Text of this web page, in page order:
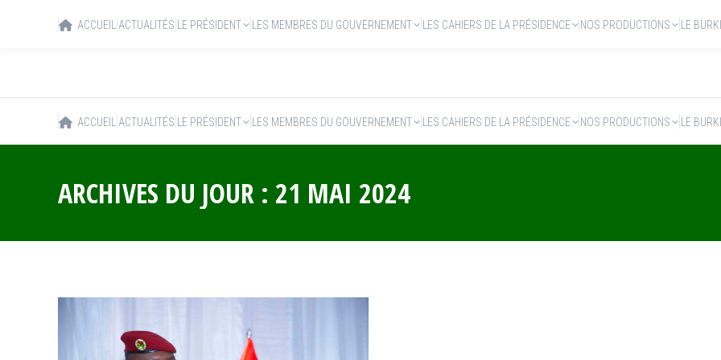
ACCUEIL ACTUALITÉS LE PRÉSIDENT LES MEMBRES DU GOUVERNEMENT LES CAHIERS DE LA PRÉSIDENCE NOS PRODUCTIONS LE
ARCHIVES DU JOUR : 21 MAI 2024
ACCUEIL ACTUALITÉS LE PRÉSIDENT LES MEMBRES DU GOUVERNEMENT LES CAHIERS DE LA PRÉSIDENCE NOS PRODUCTIONS LE